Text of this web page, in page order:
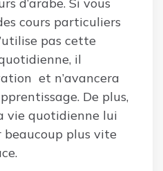
d’arabe. Si vous
cours particuliers
pas cette
il
et n’avancera
De plus,
vie quotidienne lui
beaucoup plus vite